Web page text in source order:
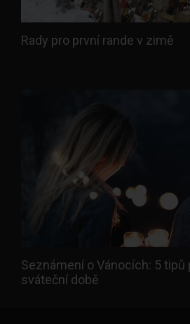
Rady pro první rande v zimě
Seznámení o Vánocích: 5
sváteční době